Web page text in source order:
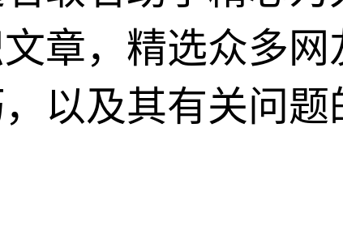
章，精选众多
以及其有关问题